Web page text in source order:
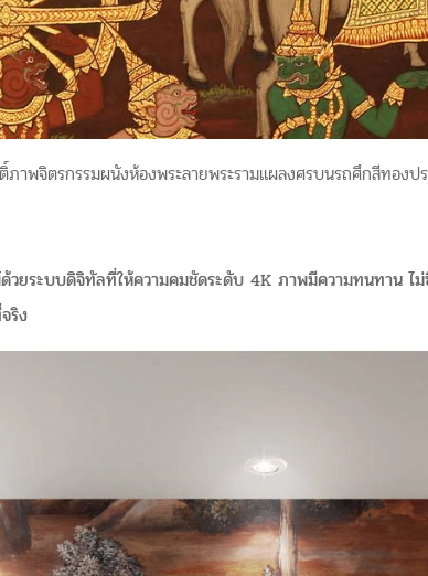
ภาพจิตรกรรมผนังห้องพระลายพระรามแผลงศรบนรถศึกสีทองป
ยระบบดิจิทัลที่ให้ความคมชัดระดับ 4K ภาพมีความทนทาน ไ
ริง